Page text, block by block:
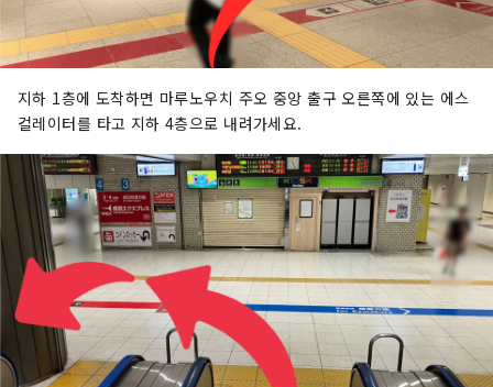
지하 1층에 도착하면 마루노우치 주오 중앙 출구 오른쪽에 있는 에스
컬레이터를 타고 지하 4층으로 내려가세요.